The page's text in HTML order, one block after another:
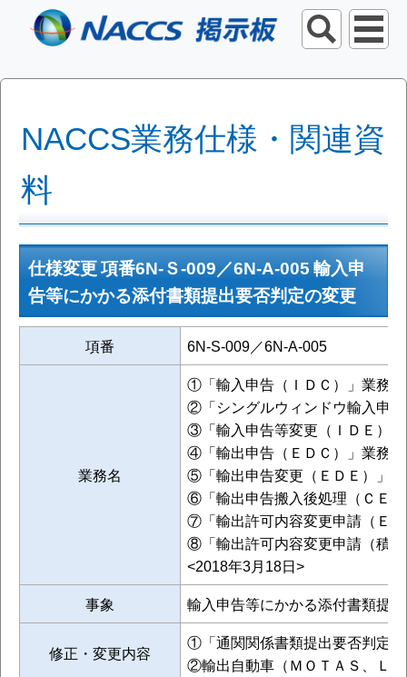
NACCS業務仕様・関連資
料
仕様変更 項番6N-Ｓ-009／6N-A-005 輸入申
告等にかかる添付書類提出要否判定の変更
項番 6N-S-009／6N-A-005
業務名
①「輸入申告（ＩＤＣ）」業務
②「シングルウィンドウ輸入申
③「輸入申告等変更（ＩＤＥ）
④「輸出申告（ＥＤＣ）」業務
⑤「輸出申告変更（ＥＤＥ）」
⑥「輸出申告搬入後処理（ＣＥ
⑦「輸出許可内容変更申請（Ｅ
⑧「輸出許可内容変更申請（積
<2018年3月18日>
事象
輸入申告等にかかる添付書類提
修正・変更内容
①「通関関係書類提出要否判定
②輸出自動車（ＭＯＴＡＳ、Ｌ